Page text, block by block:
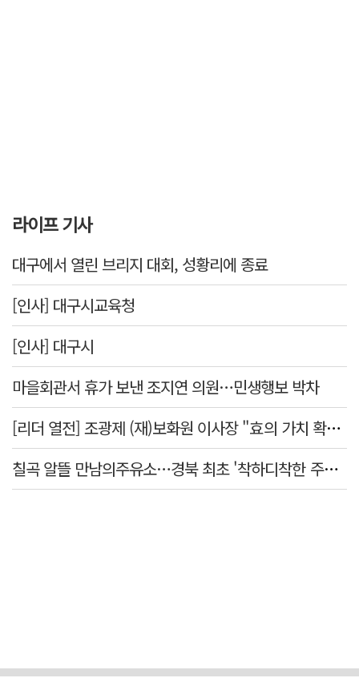
라이프 기사
대구에서 열린 브리지 대회, 성황리에 종료
[인사] 대구시교육청
[인사] 대구시
마을회관서 휴가 보낸 조지연 의원…민생행보 박차
[리더 열전] 조광제 (재)보화원 이사장 "효의 가치 확산 위해 젊은층 참여 이끌어낼 것"
칠곡 알뜰 만남의주유소…경북 최초 '착하디착한 주유소' 선정